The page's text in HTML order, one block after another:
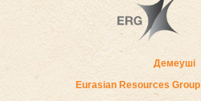
Демеуші
Eurasian Resources Group